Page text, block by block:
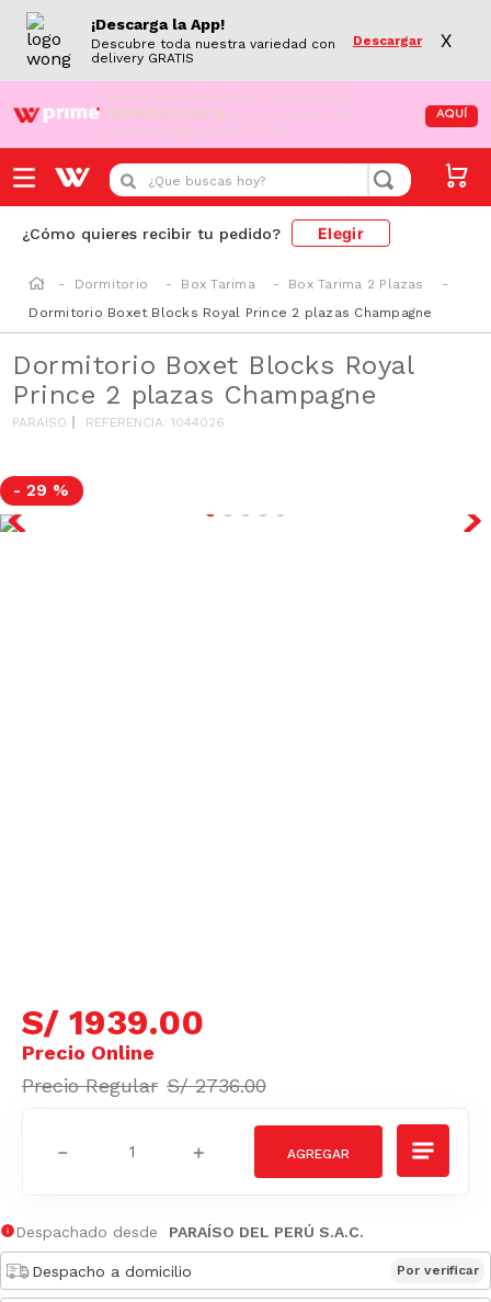
¡Descarga la App!
Descubre toda nuestra variedad con
delivery GRATIS
Descargar X
¡Aún no eres Wong Prime! Aprovecha el
DESPACHO GRATIS en tus compras de
supermercado desde S/79.90
AQUÍ
¿Que buscas hoy?
¿Cómo quieres recibir tu pedido? Elegir
Dormitorio Box Tarima
Box Tarima 2 Plazas
Dormitorio Boxet Blocks Royal Prince 2 plazas Champagne
Dormitorio Boxet Blocks Royal
Prince 2 plazas Champagne
PARAISO REFERENCIA:1044026
- 29 %
S/ 1939.00
S/ 2736.00
＋
－
Despachado desde PARAÍSO DEL PERÚ S.A.C.
Despacho a domicilio Por verificar